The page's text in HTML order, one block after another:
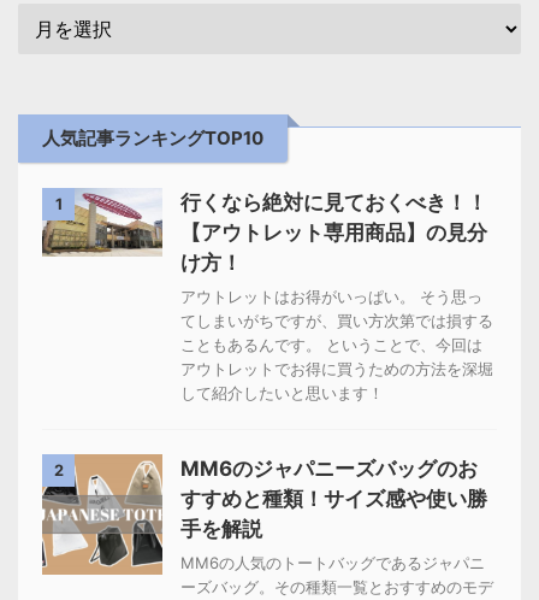
人気記事ランキングTOP10
1
行くなら絶対に見ておくべき！！
【アウトレット専用商品】の見分
け方！
アウトレットはお得がいっぱい。 そう思っ
てしまいがちですが、買い方次第では損する
こともあるんです。 ということで、今回は
アウトレットでお得に買うための方法を深堀
して紹介したいと思います！
2
MM6のジャパニーズバッグのお
すすめと種類！サイズ感や使い勝
手を解説
MM6の人気のトートバッグであるジャパニ
ーズバッグ。その種類一覧とおすすめのモデ